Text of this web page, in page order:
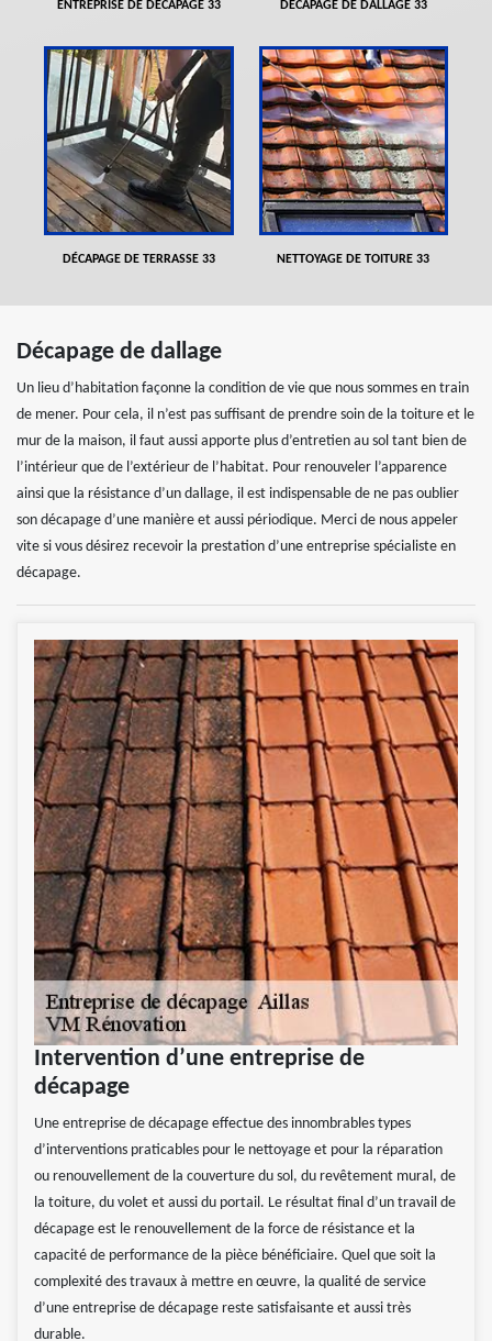
ENTREPRISE DE DÉCAPAGE 33 DÉCAPAGE DE DALLAGE 33
DÉCAPAGE DE TERRASSE 33 NETTOYAGE DE TOITURE 33
Décapage de dallage
Un lieu d’habitation façonne la condition de vie que nous sommes en train
de mener. Pour cela, il n’est pas suffisant de prendre soin de la toiture et le
mur de la maison, il faut aussi apporte plus d’entretien au sol tant bien de
l’intérieur que de l’extérieur de l’habitat. Pour renouveler l’apparence
ainsi que la résistance d’un dallage, il est indispensable de ne pas oublier
son décapage d’une manière et aussi périodique. Merci de nous appeler
vite si vous désirez recevoir la prestation d’une entreprise spécialiste en
décapage.
Intervention d’une entreprise de
décapage
Une entreprise de décapage effectue des innombrables types
d’interventions praticables pour le nettoyage et pour la réparation
ou renouvellement de la couverture du sol, du revêtement mural, de
la toiture, du volet et aussi du portail. Le résultat final d’un travail de
décapage est le renouvellement de la force de résistance et la
capacité de performance de la pièce bénéficiaire. Quel que soit la
complexité des travaux à mettre en œuvre, la qualité de service
d’une entreprise de décapage reste satisfaisante et aussi très
durable.